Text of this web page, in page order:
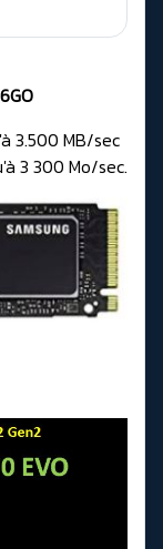
3.500 MB/sec
3 300 Mo/sec.